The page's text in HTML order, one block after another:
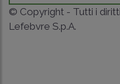
© Copyright - Tutti i
Lefebvre S.p.A.